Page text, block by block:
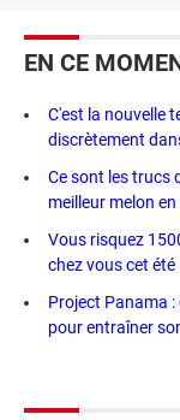
EN CE
C'est la nouvelle
discrètement
Ce sont les trucs
meilleur melon
Vous risquez
chez vous cet été
Project Panama
pour entraîner